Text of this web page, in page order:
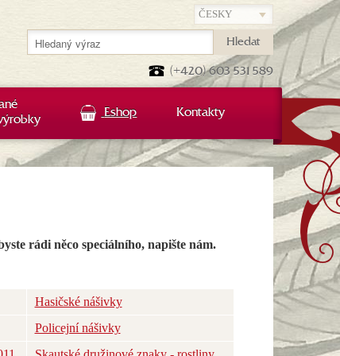
rádi něco speciálního, napište nám.
Hasičské nášivky
Policejní nášivky
Eshop Kontakty
(+420) 603 531 589
Hledat